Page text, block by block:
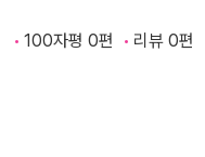
100자평 0편 리뷰 0편